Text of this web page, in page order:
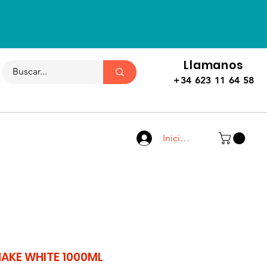
Llamanos
+34 623 11 64 58
Iniciar sesión
WHITE 1000ML